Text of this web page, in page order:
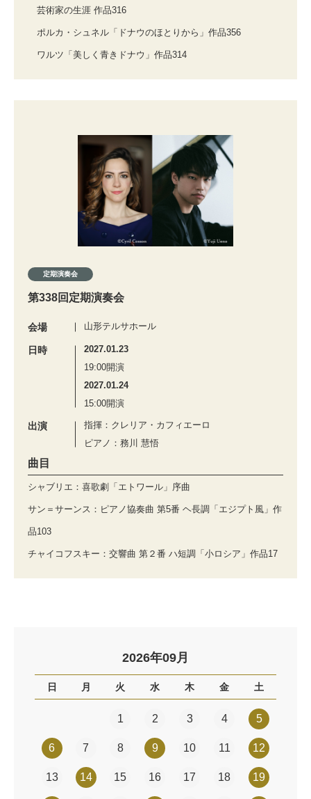
芸術家の生涯 作品316
ポルカ・シュネル「ドナウのほとりから」作品356
ワルツ「美しく青きドナウ」作品314
定期演奏会
第338回定期演奏会
会場 山形テルサホール
日時
2027.01.23
19:00開演
2027.01.24
15:00開演
出演
指揮：クレリア・カフィエーロ
ピアノ：務川 慧悟
曲目
シャブリエ：喜歌劇「エトワール」序曲
サン＝サーンス：ピアノ協奏曲 第5番 ヘ長調「エジプト風」作
品103
チャイコフスキー：交響曲 第２番 ハ短調「小ロシア」作品17
2026年09月
日 月 火 水 木 金 土
1 2 3 4 5
6 7 8 9 10 11 12
13 14 15 16 17 18 19